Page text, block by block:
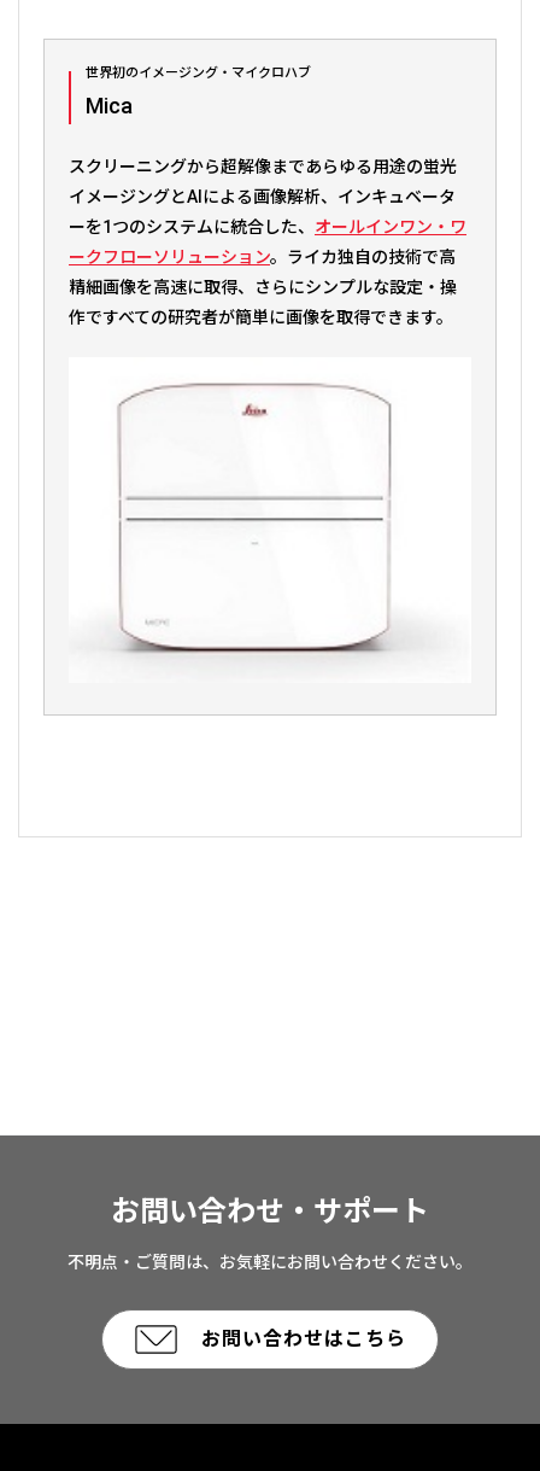
世界初のイメージング・マイクロハブ
Mica
スクリーニングから超解像まであらゆる用途の蛍光
イメージングとAIによる画像解析、インキュベータ
ーを1つのシステムに統合した、 オールインワン・ワ
ークフローソリューション。ライカ独自の技術で高
精細画像を高速に取得、さらにシンプルな設定・操
作ですべての研究者が簡単に画像を取得できます。
お問い合わせ・サポート
不明点・ご質問は、お気軽にお問い合わせください。
お問い合わせはこちら